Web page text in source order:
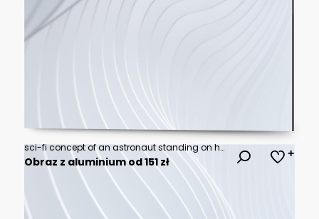
sci-fi concept of an astronaut standing on huge rock looking at the acid planet, digital art style, illustration painting
Obraz z aluminium od 151 zł